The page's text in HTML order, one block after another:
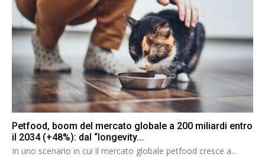
Petfood, boom del mercato globale a 200 miliardi entro
il 2034 (+48%): dal “longevity...
In uno scenario in cui il mercato globale petfood cresce a...